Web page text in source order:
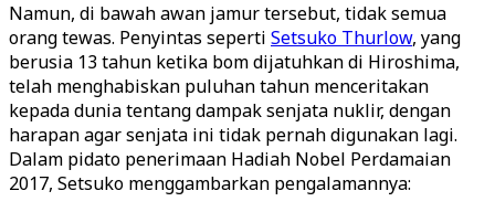
Namun, di bawah awan jamur tersebut, tidak semua
orang tewas. Penyintas seperti Setsuko Thurlow, yang
berusia 13 tahun ketika bom dijatuhkan di Hiroshima,
telah menghabiskan puluhan tahun menceritakan
kepada dunia tentang dampak senjata nuklir, dengan
harapan agar senjata ini tidak pernah digunakan lagi.
Dalam pidato penerimaan Hadiah Nobel Perdamaian
2017, Setsuko menggambarkan pengalamannya: